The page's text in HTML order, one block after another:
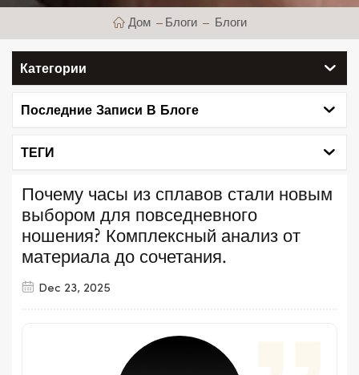
Дом Блоги Блоги
Категории
Последние Записи В Блоге
ТЕГИ
Почему часы из сплавов стали новым
выбором для повседневного
ношения? Комплексный анализ от
материала до сочетания.
Dec 23, 2025